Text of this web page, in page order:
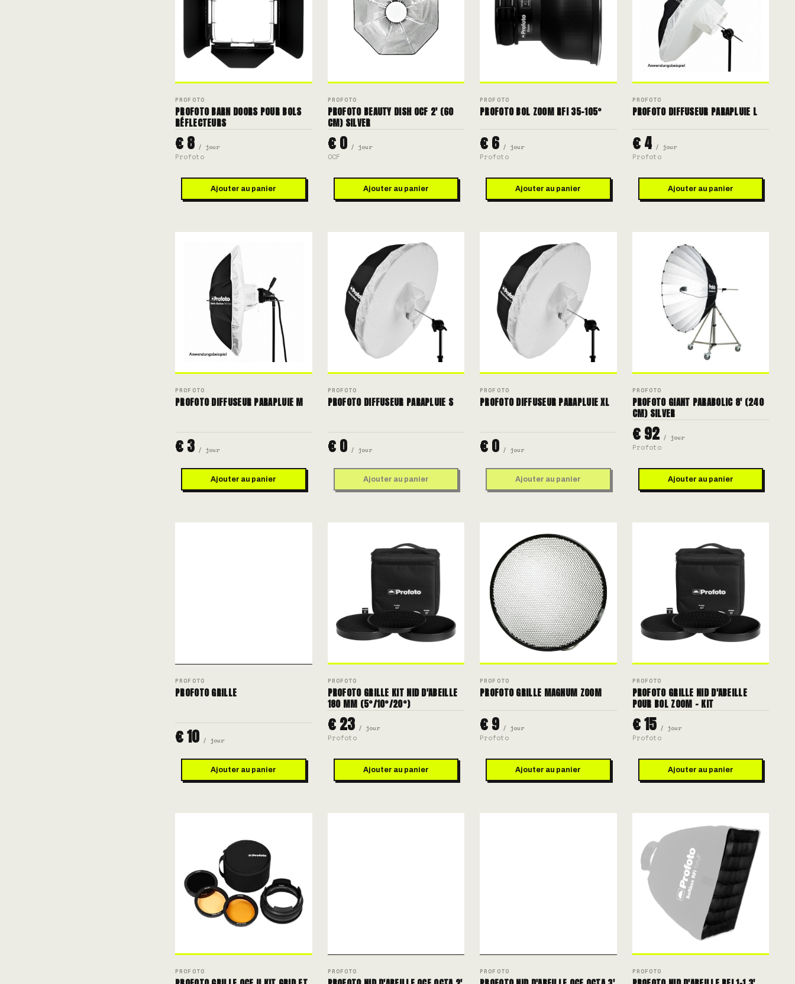
PROFOTO
PROFOTO BARN DOORS POUR BOLS
RÉFLECTEURS
€ 8 / jour
Profoto
Ajouter au panier
PROFOTO
PROFOTO BEAUTY DISH OCF 2' (60
CM) SILVER
€ 0 / jour
OCF
Ajouter au panier
PROFOTO
PROFOTO BOL ZOOM RFI 35-105°
€ 6 / jour
Profoto
Ajouter au panier
PROFOTO
PROFOTO DIFFUSEUR PARAPLUIE L
€ 4 / jour
Profoto
Ajouter au panier
PROFOTO
PROFOTO DIFFUSEUR PARAPLUIE M
€ 3 / jour
Ajouter au panier
PROFOTO
PROFOTO DIFFUSEUR PARAPLUIE S
€ 0 / jour
Ajouter au panier
PROFOTO
PROFOTO DIFFUSEUR PARAPLUIE XL
€ 0 / jour
Ajouter au panier
PROFOTO
PROFOTO GIANT PARABOLIC 8' (240
CM) SILVER
€ 92 / jour
Profoto
Ajouter au panier
PROFOTO
PROFOTO GRILLE
€ 10 / jour
Ajouter au panier
PROFOTO
PROFOTO GRILLE KIT NID D'ABEILLE
180 MM (5°/10°/20°)
€ 23 / jour
Profoto
Ajouter au panier
PROFOTO
PROFOTO GRILLE MAGNUM ZOOM
€ 9 / jour
Profoto
Ajouter au panier
PROFOTO
PROFOTO GRILLE NID D'ABEILLE
POUR BOL ZOOM - KIT
€ 15 / jour
Profoto
Ajouter au panier
PROFOTO PROFOTO PROFOTO PROFOTO